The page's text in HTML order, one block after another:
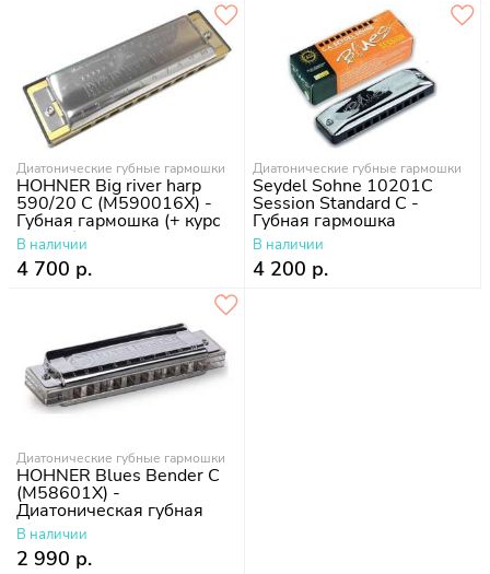
Диатонические губные гармошки
HOHNER Big river harp
590/20 C (M590016X) -
Губная гармошка (+ курс
уроков)
В наличии
4 700 р.
Диатонические губные гармошки
Seydel Sohne 10201C
Session Standard C -
Губная гармошка
В наличии
4 200 р.
Диатонические губные гармошки
HOHNER Blues Bender C
(M58601X) -
Диатоническая губная
гармошка
В наличии
2 990 р.